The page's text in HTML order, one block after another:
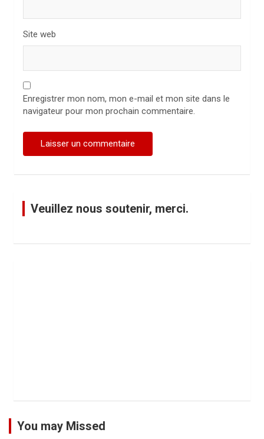
Site web
Enregistrer mon nom, mon e-mail et mon site dans le
navigateur pour mon prochain commentaire.
Veuillez nous soutenir, merci.
You may Missed